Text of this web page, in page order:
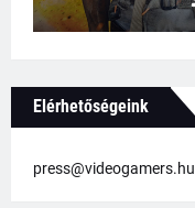
Elérhetőségeink
press@videogamers.hu